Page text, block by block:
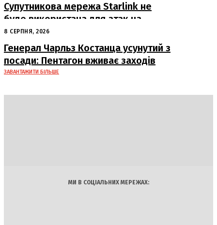
Супутникова мережа Starlink не
буде використана для атак на
російські пускові установки
8 СЕРПНЯ, 2026
Генерал Чарльз Костанца усунутий з
посади: Пентагон вживає заходів
ЗАВАНТАЖИТИ БІЛЬШЕ
МИ В СОЦІАЛЬНИХ МЕРЕЖАХ: